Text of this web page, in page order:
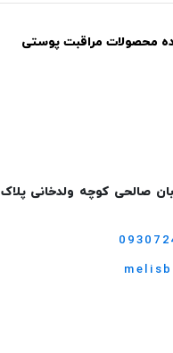
محصولات مراقبت پوستی
صالحی کوچه ولدخانی پلاک